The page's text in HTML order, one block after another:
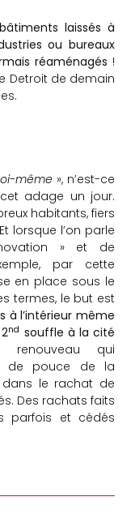
laissés à
ou bureaux
réaménagés !
Detroit de demain
même », n’est-ce
adage un jour.
habitants, fiers
lorsque l’on parle
» et de
par cette
en place sous le
termes, le but est
à l’intérieur même
nd souffle à la cité
qui
de pouce de la
dans le rachat de
Des rachats faits
parfois et cédés